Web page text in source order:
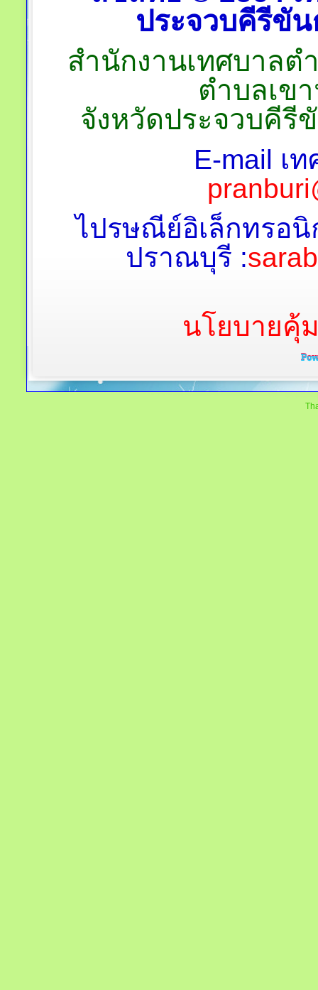
ประจวบคีรีขั
สำนักงานเทศบาลต
ตำบลเข
จังหวัดประจวบคีรี
E-mail เ
ไปรษณีย์อิเล็กทรอนิ
ปราณบุรี :
นโยบายคุ้